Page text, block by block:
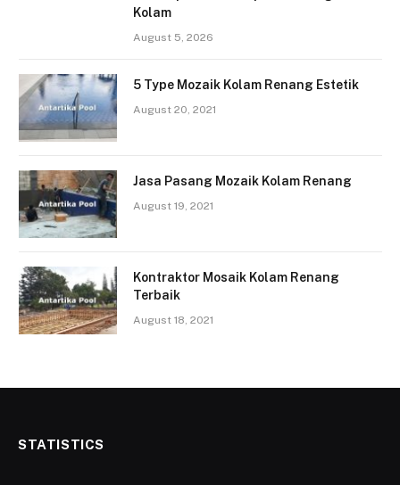
Kolam
August 5, 2026
5 Type Mozaik Kolam Renang Estetik
August 20, 2021
Jasa Pasang Mozaik Kolam Renang
August 19, 2021
Kontraktor Mosaik Kolam Renang
Terbaik
August 18, 2021
STATISTICS